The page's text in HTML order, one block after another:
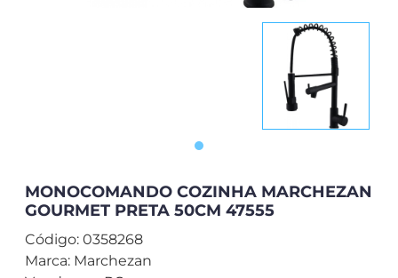
MONOCOMANDO COZINHA MARCHEZAN
GOURMET PRETA 50CM 47555
Código: 0358268
Marca: Marchezan